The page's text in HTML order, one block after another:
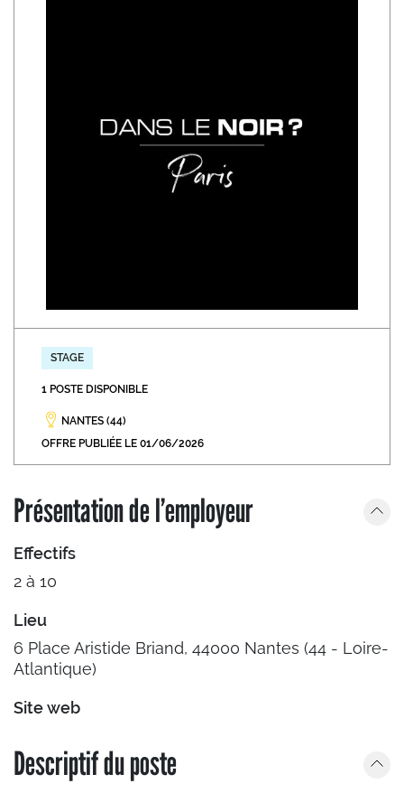
STAGE
1 POSTE DISPONIBLE
NANTES (44)
OFFRE PUBLIÉE LE 01/06/2026
Présentation de l’employeur
Effectifs
2 à 10
Lieu
6 Place Aristide Briand, 44000 Nantes (44 - Loire-
Atlantique)
Site web
Descriptif du poste